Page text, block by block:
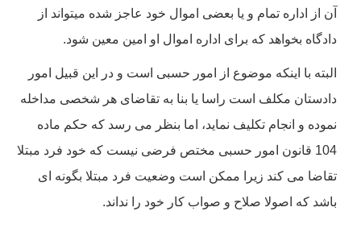
آن از اداره تمام و یا بعضی اموال خود عاجز شده میتواند از
دادگاه بخواهد که برای اداره اموال او امین معین شود.
البته با اینکه موضوع از امور حسبی است و در این قبیل امور
دادستان مکلف است راسا یا بنا به تقاضای هر شخصی مداخله
نموده و انجام تکلیف نماید، اما بنظر می رسد که حکم ماده
104 قانون امور حسبی مختص فرضی نیست که خود فرد مبتلا
تقاضا می کند زیرا ممکن است وضعیت فرد مبتلا بگونه ای
باشد که اصولا صلاح و صواب کار خود را نداند.